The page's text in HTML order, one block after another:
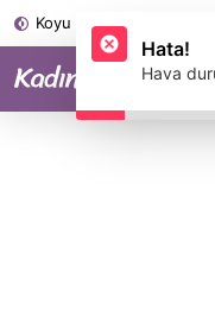
Koyu Mod